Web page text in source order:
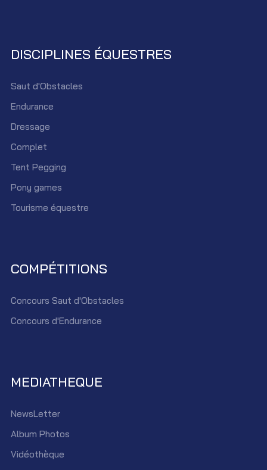
DISCIPLINES ÉQUESTRES
Saut d'Obstacles
Endurance
Dressage
Complet
Tent Pegging
Pony games
Tourisme équestre
COMPÉTITIONS
Concours Saut d'Obstacles
Concours d'Endurance
MEDIATHEQUE
NewsLetter
Album Photos
Vidéothèque